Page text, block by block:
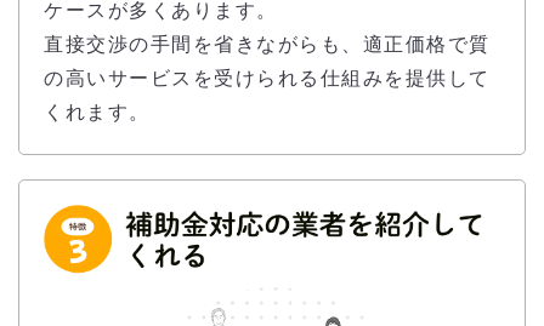
ケースが多くあります。
直接交渉の手間を省きながらも、適正価格で質
の高いサービスを受けられる仕組みを提供して
くれます。